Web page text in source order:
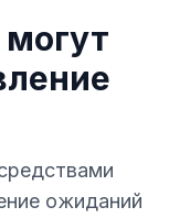
ожиданий